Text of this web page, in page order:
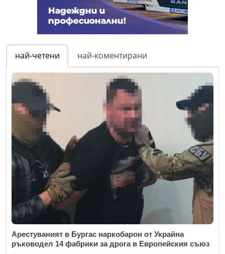
най-четени най-коментирани
Арестуваният в Бургас наркобарон от Украйна
ръководел 14 фабрики за дрога в Европейския съюз